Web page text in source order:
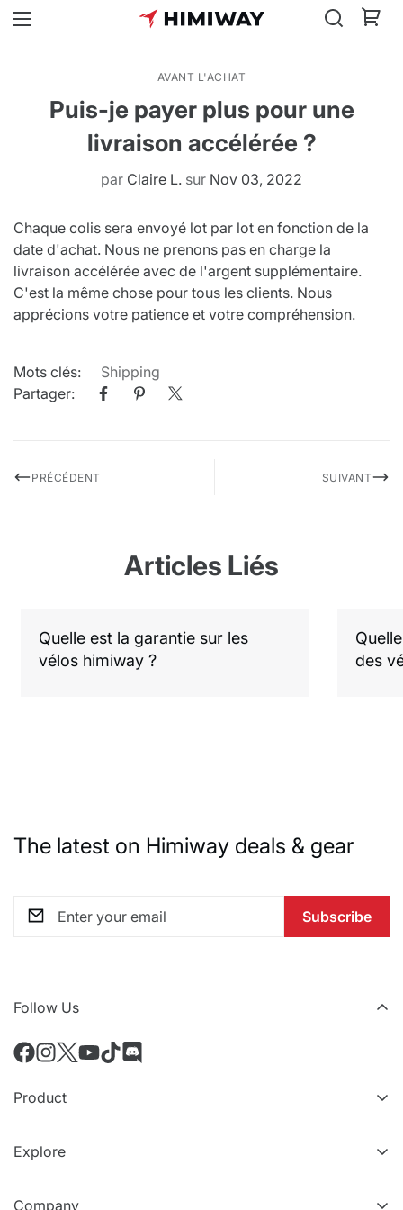
AVANT L'ACHAT
Puis-je payer plus pour une
livraison accélérée ?
par Claire L. sur Nov 03, 2022
Chaque colis sera envoyé lot par lot en fonction de la
date d'achat. Nous ne prenons pas en charge la
livraison accélérée avec de l'argent supplémentaire.
C'est la même chose pour tous les clients. Nous
apprécions votre patience et votre compréhension.
Mots clés:
Shipping
Partager:
PRÉCÉDENT SUIVANT
Articles Liés
Quelle est la garantie sur les
vélos himiway ?
des
The latest on Himiway deals & gear
Subscribe
Follow Us
Product
Accessoires
Explore
Company